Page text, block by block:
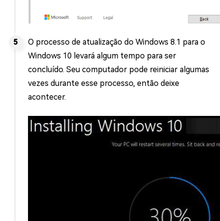
O processo de atualização do Windows 8.1 para o
Windows 10 levará algum tempo para ser
concluído. Seu computador pode reiniciar algumas
vezes durante esse processo, então deixe
acontecer.